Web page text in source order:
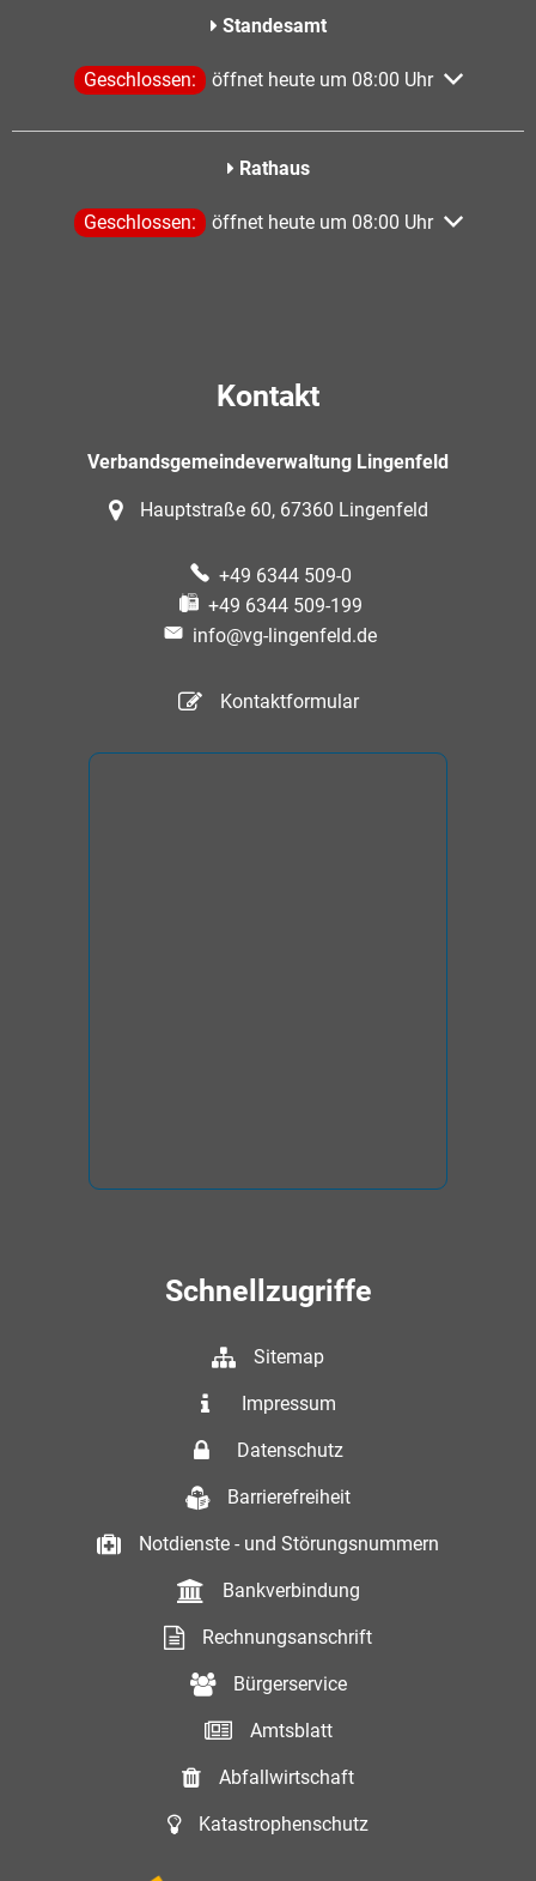
Standesamt
Klicken, um weitere Öffnungs- oder Schließzeiten
Geschlossen: öffnet heute um 08:00 Uhr
Rathaus
Klicken, um weitere Öffnungs- oder Schließzeiten
Geschlossen: öffnet heute um 08:00 Uhr
Kontakt
Verbandsgemeindeverwaltung Lingenfeld
Hauptstraße 60, 67360 Lingenfeld
+49 6344 509-0
+49 6344 509-199
info@vg-lingenfeld.de
Kontaktformular
Schnellzugriffe
Sitemap
Impressum
Datenschutz
Barrierefreiheit
Notdienste - und Störungsnummern
Bankverbindung
Rechnungsanschrift
Bürgerservice
Amtsblatt
Abfallwirtschaft
Katastrophenschutz